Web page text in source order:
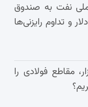
ملی نفت به صندوق
۱۲.۸ میلیارد دلار و تداوم رایزنی‌ها
مقاطع فولادی را